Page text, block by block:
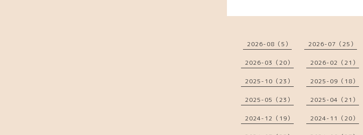
2026-08（5） 2026-07（25）
2026-03（20） 2026-02（21）
2025-10（23） 2025-09（18）
2025-05（23） 2025-04（21）
2024-12（19） 2024-11（20）